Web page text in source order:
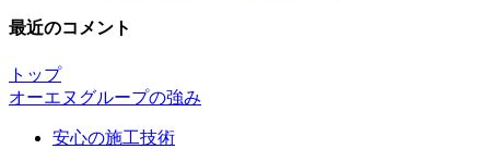
最近のコメント
トップ
オーエヌグループの強み
安心の施工技術